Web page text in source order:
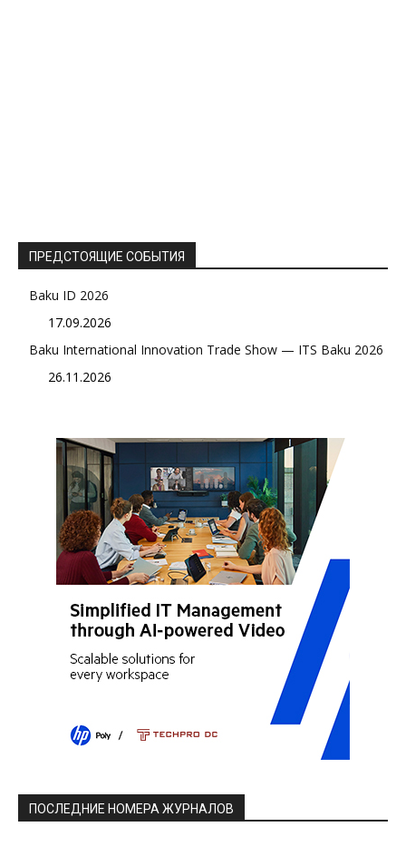
ПРЕДСТОЯЩИЕ СОБЫТИЯ
Baku ID 2026
17.09.2026
Baku International Innovation Trade Show — ITS Baku 2026
26.11.2026
ПОСЛЕДНИЕ НОМЕРА ЖУРНАЛОВ